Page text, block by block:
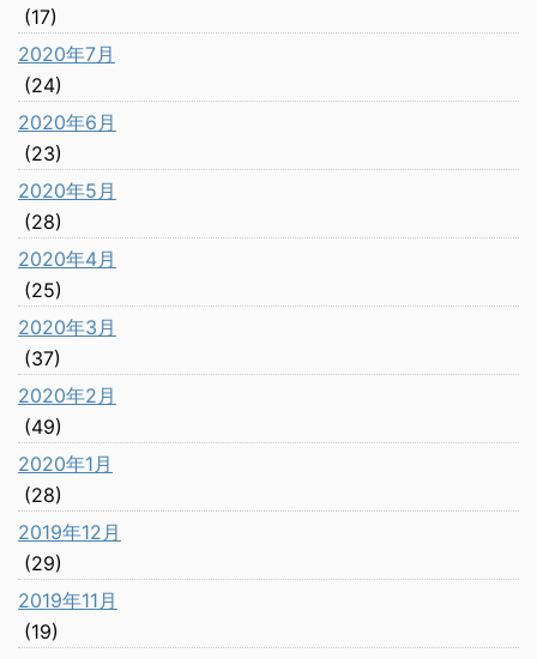
(17)
2020年7月
(24)
2020年6月
(23)
2020年5月
(28)
2020年4月
(25)
2020年3月
(37)
2020年2月
(49)
2020年1月
(28)
2019年12月
(29)
2019年11月
(19)